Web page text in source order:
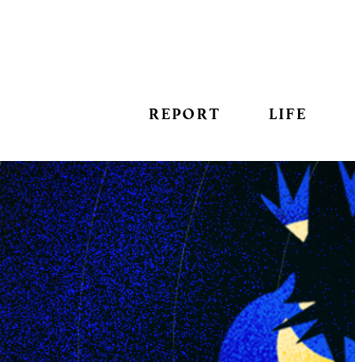
REPORT LIFE